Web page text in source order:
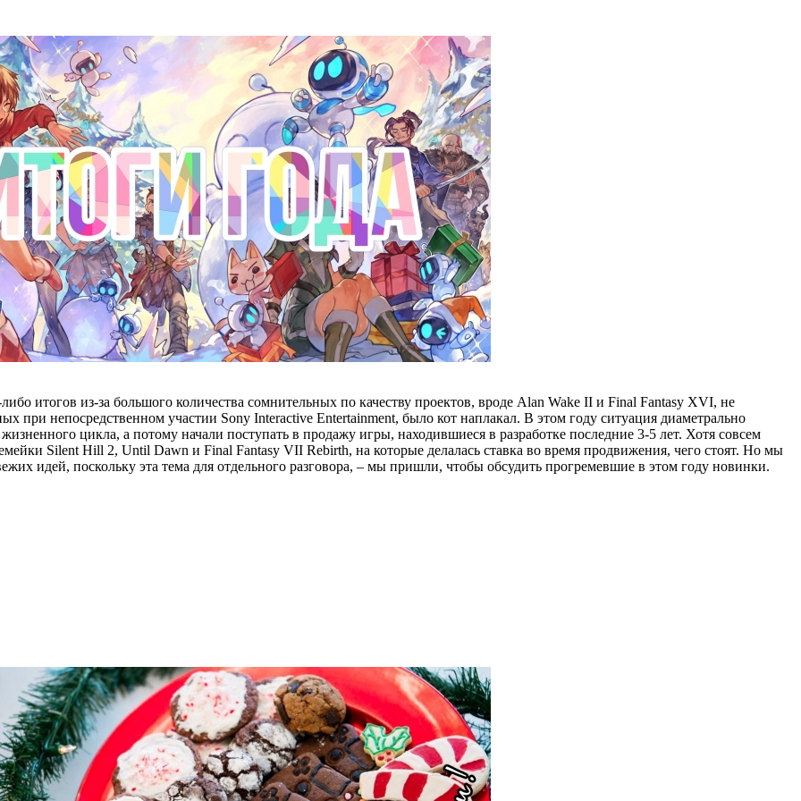
итогов из-за большого количества сомнительных по качеству проектов, вроде Alan Wake II и Final Fantasy XVI, не
при непосредственном участии Sony Interactive Entertainment, было кот наплакал. В этом году ситуация диаметрально
цикла, а потому начали поступать в продажу игры, находившиеся в разработке последние 3-5 лет. Хотя совсем
Silent Hill 2, Until Dawn и Final Fantasy VII Rebirth, на которые делалась ставка во время продвижения, чего стоят. Но мы
идей, поскольку эта тема для отдельного разговора, – мы пришли, чтобы обсудить прогремевшие в этом году новинки.